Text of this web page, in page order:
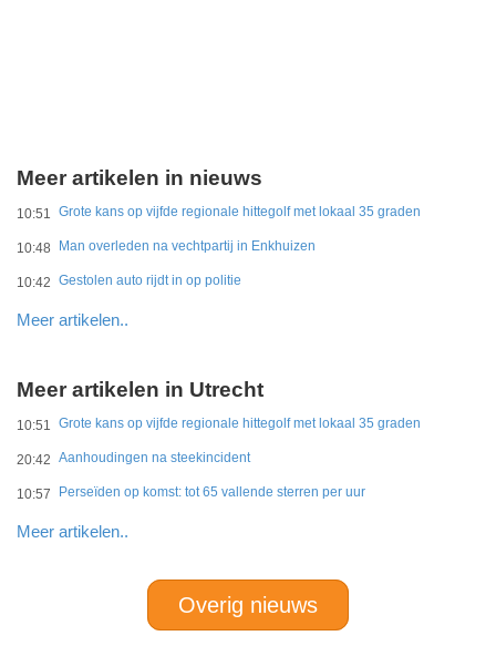
Meer artikelen in nieuws
10:51 Grote kans op vijfde regionale hittegolf met lokaal 35 graden
10:48 Man overleden na vechtpartij in Enkhuizen
10:42 Gestolen auto rijdt in op politie
Meer artikelen..
Meer artikelen in Utrecht
10:51 Grote kans op vijfde regionale hittegolf met lokaal 35 graden
20:42 Aanhoudingen na steekincident
10:57 Perseïden op komst: tot 65 vallende sterren per uur
Meer artikelen..
Overig nieuws